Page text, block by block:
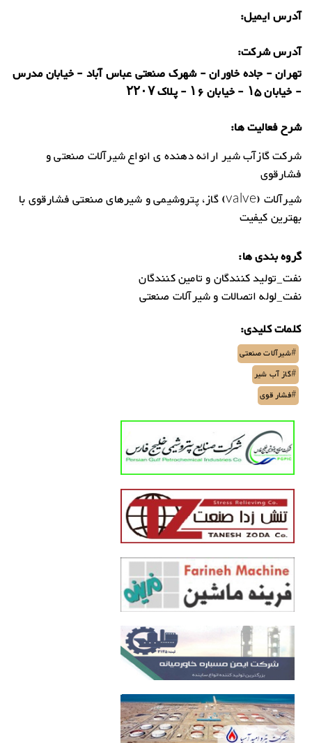
آدرس ایمیل:
آدرس شرکت:
تهران - جاده خاوران - شهرک صنعتی عباس آباد - خیابان مدرس
- خیابان ۱۵ - خیابان ۱۶ - پلاک ۲۲۰۷
شرح فعالیت ها:
شرکت گازآب شیر ارائه دهنده ی انواع شیرآلات صنعتی و
فشارقوی
شیرآلات (valve) گاز، پتروشیمی و شیرهای صنعتی فشارقوی با
بهترین کیفیت
گروه بندی ها:
نفت_تولید کنندگان و تامین کنندگان
نفت_لوله اتصالات و شیرآلات صنعتی
کلمات کلیدی:
#شیرآلات صنعتی
#گاز آب شیر
#فشار قوی